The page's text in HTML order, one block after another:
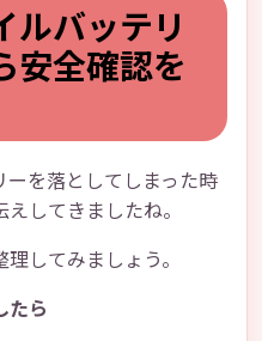
ルバッテリ
安全確認を
ーを落としてしまった時
してきましたね。
してみましょう。
たら